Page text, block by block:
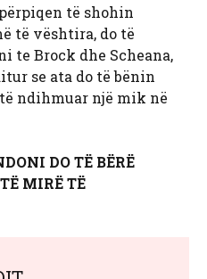
të shohin
të vështira, do të
te Brock dhe Scheana,
se ata do të bënin
ndihmuar një mik në
DO TË BËRË
MIRË TË